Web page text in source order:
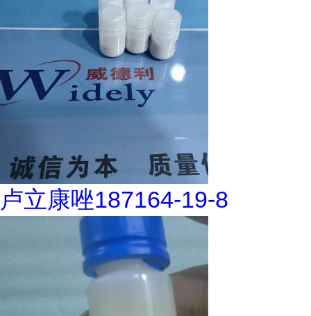
卢立康唑187164-19-8